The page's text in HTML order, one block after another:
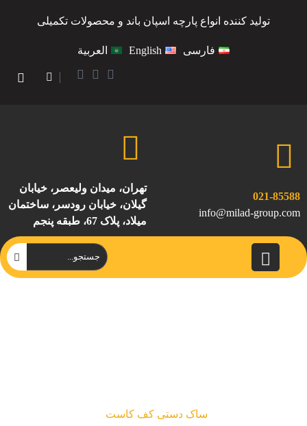
تولید کننده انواع پارچه اسپان باند و محصولات تکمیلی
فارسی English العربية
021-85588
info@milad-group.com
تهران، میدان ولیعصر، خیابان
گیلان، خیابان رودسر، ساختمان
میلاد، پلاک 67، طبقه پنجم
ساک دستی کف کاست